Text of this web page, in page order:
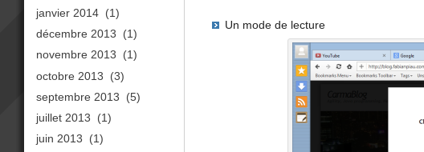
Un mode de lecture
janvier 2014 (1)
décembre 2013
(1)
novembre 2013
(1)
octobre 2013
(3)
septembre 2013
(5)
juillet 2013
(1)
juin 2013
(1)